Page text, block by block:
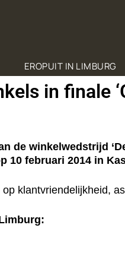
EROPUIT IN LIMBURG
in finale
de winkelwedstrijd
10 februari 2014 in
klantvriendelijkheid,